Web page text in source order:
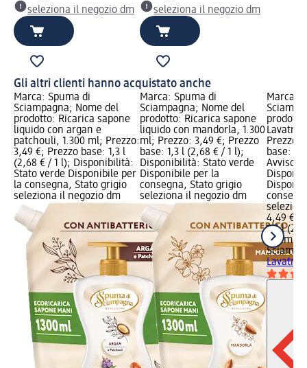
seleziona il negozio dm
seleziona il negozio dm
Gli altri clienti hanno acquistato anche
Marca: Spuma di
Sciampagna; Nome del
prodotto: Ricarica sapone
liquido con argan e
patchouli, 1.300 ml; Prezzo:
3,49 €; Prezzo base: 1,3 l
(2,68 € / 1 l); Disponibilità:
Stato verde Disponibile per
la consegna, Stato grigio
seleziona il negozio dm
Marca: Spuma di
Sciampagna; Nome del
prodotto: Ricarica sapone
liquido con mandorla, 1.300
ml; Prezzo: 3,49 €; Prezzo
base: 1,3 l (2,68 € / 1 l);
Disponibilità: Stato verde
Disponibile per la
consegna, Stato grigio
seleziona il negozio dm
Marca:
Prezzo:
base:
Avviso
4,49 €
1,7 l
Spuma